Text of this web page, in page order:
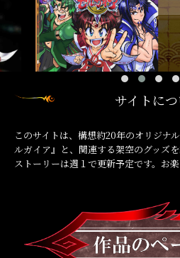
サイトに
このサイトは、構想約20年のオリジナ
ルガイア』と、関連する架空のグッズ
ストーリーは週１で更新予定です。お